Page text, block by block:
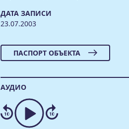
ДАТА ЗАПИСИ
23.07.2003
ПАСПОРТ ОБЪЕКТА
АУДИО